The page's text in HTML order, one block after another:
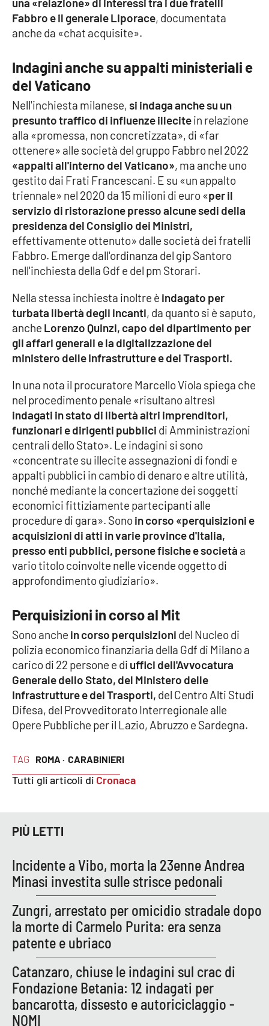
SPECIALI
Buona Sanità Calabria
LACALABRIAVISIONE
Destinazioni
Eventi
Food
Storie
LAC
NETWORK
Lacplay.it
Lactv.it
Laconair.it
Lacitymag.it
Lacapitalenews.it
Ilreggino.it
Cosenzachannel.it
Ilvibonese.it
Catanzarochannel.it
APP
Android
Apple
TAG ROMA · CARABINIERI
Tutti gli articoli di Cronaca
Fabbro e il generale Liporace, documentata
anche da «chat acquisite».
Indagini anche su appalti ministeriali e
del Vaticano
Nell'inchiesta milanese,si indaga anche su un
presunto traffico di influenze illecitein relazione
alla «promessa, non concretizzata», di «far
ottenere» alle società del gruppo Fabbro nel 2022
«appalti all'interno del Vaticano», ma anche uno
gestito dai Frati Francescani. E su «un appalto
triennale» nel 2020 da 15 milioni di euro «per il
servizio di ristorazione presso alcune sedi della
presidenza del Consiglio dei Ministri,
effettivamente ottenuto» dalle società dei fratelli
Fabbro. Emerge dall'ordinanza del gip Santoro
nell'inchiesta della Gdf e del pm Storari.
Nella stessa inchiesta inoltre è indagato per
turbata libertà degli incanti, da quanto si è saputo,
anche Lorenzo Quinzi, capo del dipartimento per
gli affari generali e la digitalizzazione del
ministero delle Infrastrutture e dei Trasporti.
In una nota il procuratore Marcello Viola spiega che
nel procedimento penale «risultano altresì
indagati in stato di libertà altri imprenditori,
funzionari e dirigenti pubblici di Amministrazioni
centrali dello Stato». Le indagini si sono
«concentrate su illecite assegnazioni di fondi e
appalti pubblici in cambio di denaro e altre utilità,
nonché mediante la concertazione dei soggetti
economici fittiziamente partecipanti alle
procedure di gara». Sonoin corso «perquisizioni e
acquisizioni di atti in varie province d'Italia,
presso enti pubblici, persone fisiche e società a
vario titolo coinvolte nelle vicende oggetto di
approfondimento giudiziario».
Perquisizioni in corso al Mit
Sono anche in corso perquisizioni del Nucleo di
polizia economico finanziaria della Gdf di Milano a
carico di 22 persone e di uffici dell'Avvocatura
Generale dello Stato, del Ministero delle
Infrastrutture e dei Trasporti, del Centro Alti Studi
Difesa, del Provveditorato Interregionale alle
Opere Pubbliche per il Lazio, Abruzzo e Sardegna.
PIÙ LETTI
Incidente a Vibo, morta la 23enne Andrea
Minasi investita sulle strisce pedonali
Zungri, arrestato per omicidio stradale dopo
la morte di Carmelo Purita: era senza
patente e ubriaco
Catanzaro, chiuse le indagini sul crac di
Fondazione Betania: 12 indagati per
bancarotta, dissesto e autoriciclaggio -
NOMI